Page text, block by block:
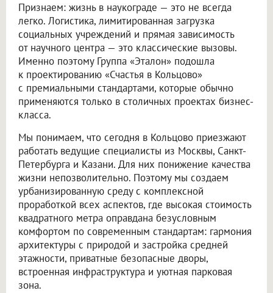
Признаем: жизнь в наукограде — это не всегда
легко. Логистика, лимитированная загрузка
социальных учреждений и прямая зависимость
от научного центра — это классические вызовы.
Именно поэтому Группа «Эталон» подошла
к проектированию «Счастья в Кольцово»
с премиальными стандартами, которые обычно
применяются только в столичных проектах бизнес-
класса.
Мы понимаем, что сегодня в Кольцово приезжают
работать ведущие специалисты из Москвы, Санкт-
Петербурга и Казани. Для них понижение качества
жизни непозволительно. Поэтому мы создаем
урбанизированную среду с комплексной
проработкой всех аспектов, где высокая стоимость
квадратного метра оправдана безусловным
комфортом по современным стандартам: гармония
архитектуры с природой и застройка средней
этажности, приватные безопасные дворы,
встроенная инфраструктура и уютная парковая
зона.